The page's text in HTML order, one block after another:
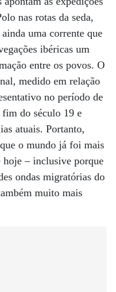
nas rotas da seda,
uma corrente que
ibéricas um
entre os povos. O
medido em relação
no período de
do século 19 e
atuais. Portanto,
o mundo já foi mais
hoje – inclusive porque
ondas migratórias do
muito mais